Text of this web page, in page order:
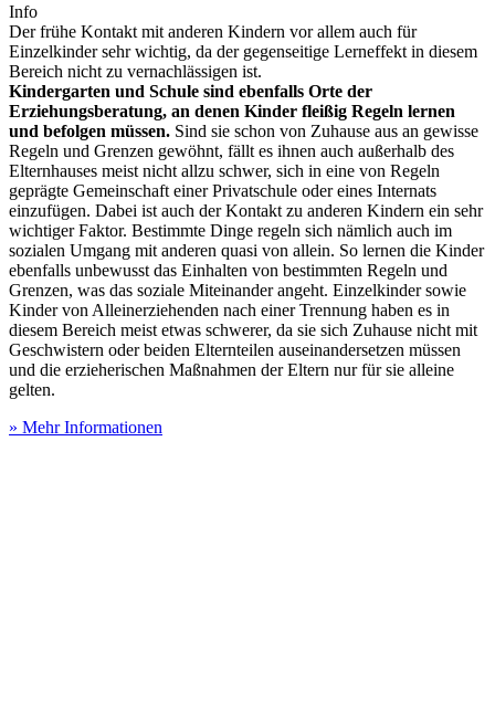
Info
Der frühe Kontakt mit anderen Kindern vor allem auch für
Einzelkinder sehr wichtig, da der gegenseitige Lerneffekt in diesem
Bereich nicht zu vernachlässigen ist.
Kindergarten und Schule sind ebenfalls Orte der
Erziehungsberatung, an denen Kinder fleißig Regeln lernen
und befolgen müssen. Sind sie schon von Zuhause aus an gewisse
Regeln und Grenzen gewöhnt, fällt es ihnen auch außerhalb des
Elternhauses meist nicht allzu schwer, sich in eine von Regeln
geprägte Gemeinschaft einer Privatschule oder eines Internats
einzufügen. Dabei ist auch der Kontakt zu anderen Kindern ein sehr
wichtiger Faktor. Bestimmte Dinge regeln sich nämlich auch im
sozialen Umgang mit anderen quasi von allein. So lernen die Kinder
ebenfalls unbewusst das Einhalten von bestimmten Regeln und
Grenzen, was das soziale Miteinander angeht. Einzelkinder sowie
Kinder von Alleinerziehenden nach einer Trennung haben es in
diesem Bereich meist etwas schwerer, da sie sich Zuhause nicht mit
Geschwistern oder beiden Elternteilen auseinandersetzen müssen
und die erzieherischen Maßnahmen der Eltern nur für sie alleine
gelten.
» Mehr Informationen